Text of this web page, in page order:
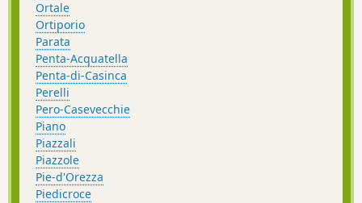
Ortale
Ortiporio
Parata
Penta-Acquatella
Penta-di-Casinca
Perelli
Pero-Casevecchie
Piano
Piazzali
Piazzole
Pie-d'Orezza
Piedicroce